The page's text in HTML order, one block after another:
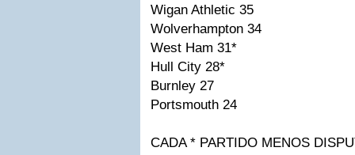
Wigan Athletic 35
Wolverhampton 34
West Ham 31*
Hull City 28*
Burnley 27
Portsmouth 24
CADA * PARTIDO MENOS